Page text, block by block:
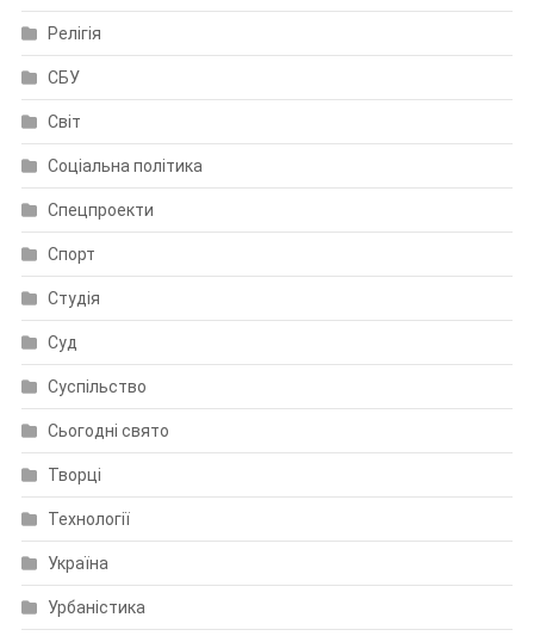
Релігія
СБУ
Світ
Соціальна політика
Спецпроекти
Спорт
Студія
Суд
Суспільство
Сьогодні свято
Творці
Технології
Україна
Урбаністика